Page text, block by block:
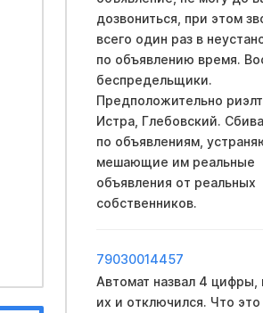
дозвониться, при этом
всего один раз в
по объявлению время.
беспредельщики.
Предположительно
Истра, Глебовский.
по объявлениям,
мешающие им реальные
объявления от реальных
собственников.
79030014457
Автомат назвал 4 цифры,
их и отключился. Что